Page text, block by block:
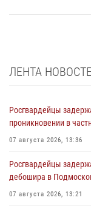
ЛЕНТА
Росгвардейцы
проникновении в
07 августа 2026, 13:36
Росгвардейцы
дебошира в
07 августа 2026, 13:21